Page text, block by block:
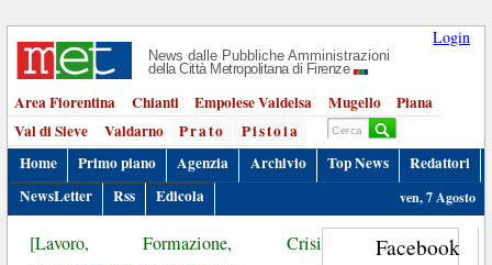
Login
News dalle Pubbliche Amministrazioni
della Città Metropolitana di Firenze
Area Fiorentina Chianti Empolese Valdelsa Mugello
Piana
Val di Sieve
Valdarno Prato
Pistoia
Home
Primo piano Agenzia Archivio Top News
Redattori
NewsLetter
Rss Edicola ven, 7 Agosto
Facebook
[Lavoro, Formazione, Crisi